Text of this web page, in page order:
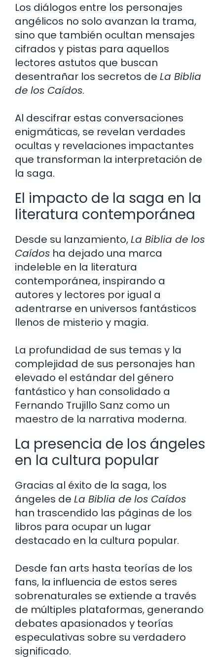
Los diálogos entre los personajes
angélicos no solo avanzan la trama,
sino que también ocultan mensajes
cifrados y pistas para aquellos
lectores astutos que buscan
desentrañar los secretos de La Biblia
de los Caídos.
Al descifrar estas conversaciones
enigmáticas, se revelan verdades
ocultas y revelaciones impactantes
que transforman la interpretación de
la saga.
El impacto de la saga en la
literatura contemporánea
Desde su lanzamiento,La Biblia de los
Caídos ha dejado una marca
indeleble en la literatura
contemporánea, inspirando a
autores y lectores por igual a
adentrarse en universos fantásticos
llenos de misterio y magia.
La profundidad de sus temas y la
complejidad de sus personajes han
elevado el estándar del género
fantástico y han consolidado a
Fernando Trujillo Sanz como un
maestro de la narrativa moderna.
La presencia de los ángeles
en la cultura popular
Gracias al éxito de la saga, los
ángeles de La Biblia de los Caídos
han trascendido las páginas de los
libros para ocupar un lugar
destacado en la cultura popular.
Desde fan arts hasta teorías de los
fans, la influencia de estos seres
sobrenaturales se extiende a través
de múltiples plataformas, generando
debates apasionados y teorías
especulativas sobre su verdadero
significado.